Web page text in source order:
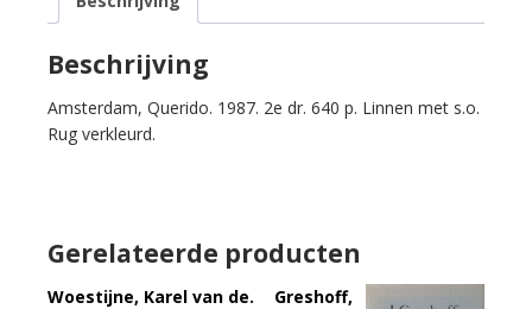
aantal
Beschrijving
Amsterdam, Querido. 1987. 2e dr. 640 p. Linnen met s.o.
Rug verkleurd.
Gerelateerde producten
Woestijne, Karel van de.
Greshoff,